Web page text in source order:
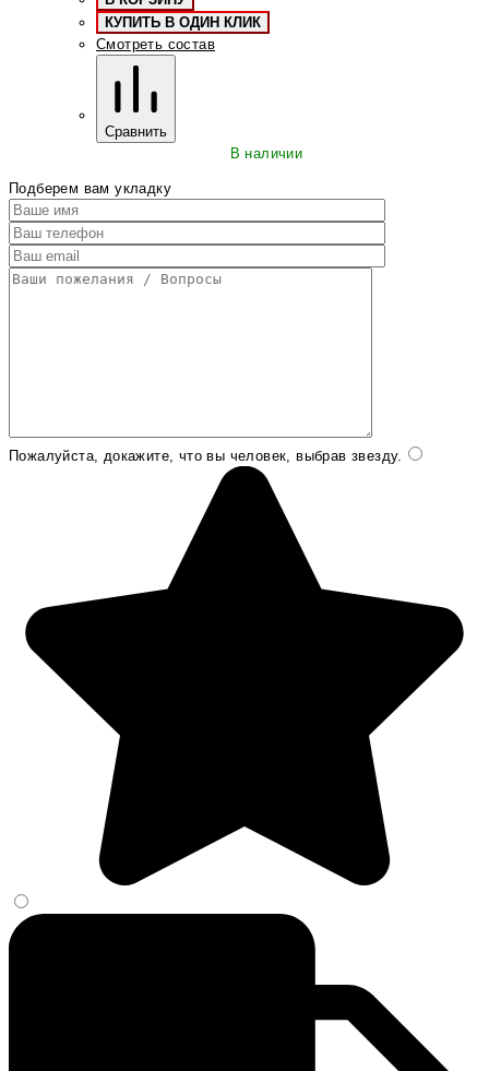
КУПИТЬ В ОДИН КЛИК
Смотреть состав
Сравнить
В наличии
Подберем вам укладку
Пожалуйста, докажите, что вы человек, выбрав звезду.